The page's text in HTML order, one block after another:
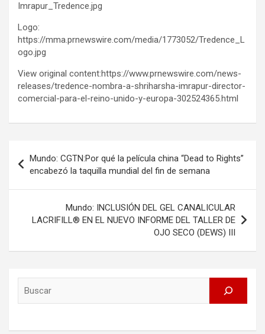
Imrapur_Tredence.jpg
Logo:
https://mma.prnewswire.com/media/1773052/Tredence_L
ogo.jpg
View original content:https://www.prnewswire.com/news-
releases/tredence-nombra-a-shriharsha-imrapur-director-
comercial-para-el-reino-unido-y-europa-302524365.html
navigation
Mundo: CGTN:Por qué la película china “Dead to Rights”
encabezó la taquilla mundial del fin de semana
Mundo: INCLUSIÓN DEL GEL CANALICULAR
LACRIFILL® EN EL NUEVO INFORME DEL TALLER DE
OJO SECO (DEWS) III